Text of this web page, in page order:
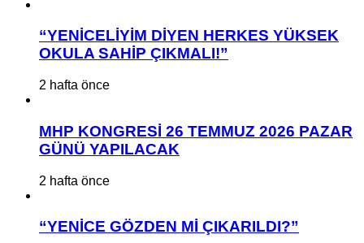
“YENİCELİYİM DİYEN HERKES YÜKSEK
OKULA SAHİP ÇIKMALI!”
2 hafta önce
MHP KONGRESİ 26 TEMMUZ 2026 PAZAR
GÜNÜ YAPILACAK
2 hafta önce
“YENİCE GÖZDEN Mİ ÇIKARILDI?”